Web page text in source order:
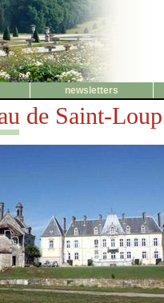
newsletters
de Saint-